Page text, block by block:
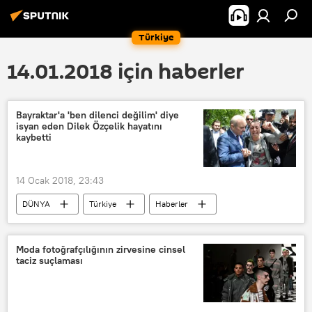
Türkiye
14.01.2018 için haberler
Bayraktar'a 'ben dilenci değilim' diye
isyan eden Dilek Özçelik hayatını
kaybetti
14 Ocak 2018, 23:43
DÜNYA Türkiye
Haberler
TÜRKİYE
Erdoğan Bayraktar
Dilek Özçelik
Moda fotoğrafçılığının zirvesine cinsel
taciz suçlaması